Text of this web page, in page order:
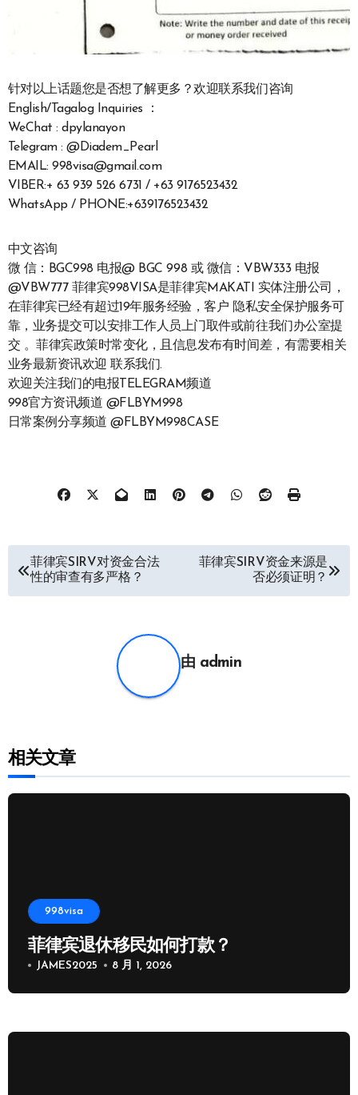
针对以上话题您是否想了解更多？欢迎联系我们咨询
English/Tagalog Inquiries ：
WeChat : dpylanayon
Telegram : @Diadem_Pearl
EMAIL: 998visa@gmail.com
VIBER:+ 63 939 526 6731 / +63 9176523432
WhatsApp / PHONE:+639176523432
中文咨询
微 信：BGC998 电报@ BGC 998 或 微信：VBW333 电报
@VBW777 菲律宾998VISA是菲律宾MAKATI 实体注册公司，
在菲律宾已经有超过19年服务经验，客户 隐私安全保护服务可
靠，业务提交可以安排工作人员上门取件或前往我们办公室提
交 。菲律宾政策时常变化，且信息发布有时间差，有需要相关
业务最新资讯欢迎 联系我们.
欢迎关注我们的电报TELEGRAM频道
998官方资讯频道 @FLBYM998
日常案例分享频道 @FLBYM998CASE
菲律宾SIRV对资金合法
性的审查有多严格？
菲律宾SIRV资金来源是
否必须证明？
由 admin
相关文章
998visa
菲律宾退休移民如何打款？
JAMES2025 8 月 1, 2026